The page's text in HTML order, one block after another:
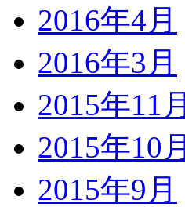
2016年4月
2016年3月
2015年11月
2015年10月
2015年9月